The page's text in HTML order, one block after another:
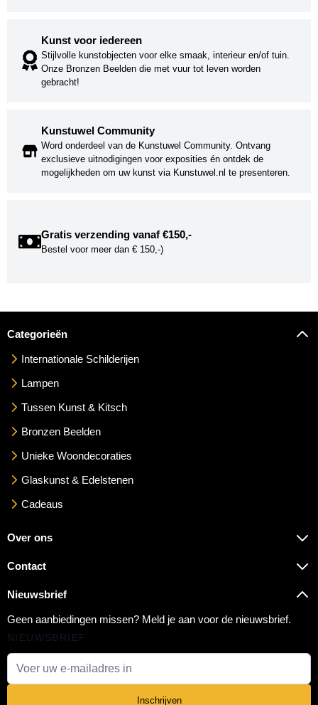
Kunst voor iedereen
Stijlvolle kunstobjecten voor elke smaak, interieur en/of tuin.
Onze Bronzen Beelden die met vuur tot leven worden
gebracht!
Kunstuwel Community
Word onderdeel van de Kunstuwel Community. Ontvang
exclusieve uitnodigingen voor exposities én ontdek de
mogelijkheden om uw kunst via Kunstuwel.nl te presenteren.
Gratis verzending vanaf €150,-
Bestel voor meer dan € 150,-)
Categorieën
Internationale Schilderijen
Lampen
Tussen Kunst & Kitsch
Bronzen Beelden
Unieke Woondecoraties
Glaskunst & Edelstenen
Cadeaus
Over ons
Contact
Nieuwsbrief
Geen aanbiedingen missen? Meld je aan voor de nieuwsbrief.
NIEUWSBRIEF
Inschrijven